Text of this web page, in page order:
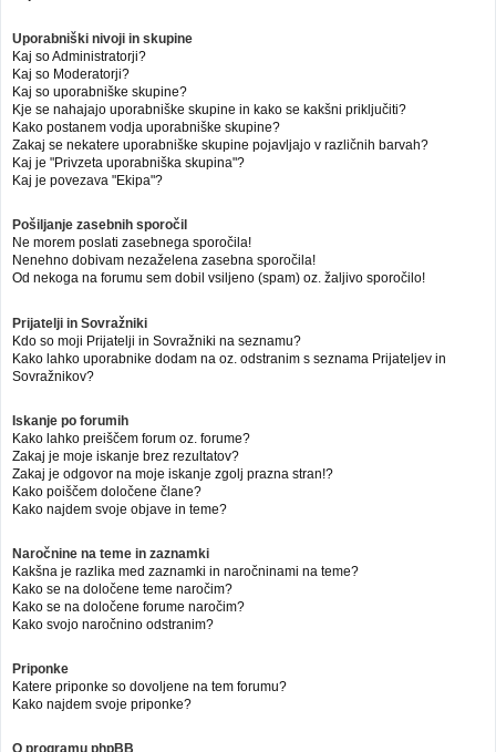
Uporabniški nivoji in skupine
Kaj so Administratorji?
Kaj so Moderatorji?
Kaj so uporabniške skupine?
Kje se nahajajo uporabniške skupine in kako se kakšni priključiti?
Kako postanem vodja uporabniške skupine?
Zakaj se nekatere uporabniške skupine pojavljajo v različnih barvah?
Kaj je "Privzeta uporabniška skupina"?
Kaj je povezava "Ekipa"?
Pošiljanje zasebnih sporočil
Ne morem poslati zasebnega sporočila!
Nenehno dobivam nezaželena zasebna sporočila!
Od nekoga na forumu sem dobil vsiljeno (spam) oz. žaljivo sporočilo!
Prijatelji in Sovražniki
Kdo so moji Prijatelji in Sovražniki na seznamu?
Kako lahko uporabnike dodam na oz. odstranim s seznama Prijateljev in
Sovražnikov?
Iskanje po forumih
Kako lahko preiščem forum oz. forume?
Zakaj je moje iskanje brez rezultatov?
Zakaj je odgovor na moje iskanje zgolj prazna stran!?
Kako poiščem določene člane?
Kako najdem svoje objave in teme?
Naročnine na teme in zaznamki
Kakšna je razlika med zaznamki in naročninami na teme?
Kako se na določene teme naročim?
Kako se na določene forume naročim?
Kako svojo naročnino odstranim?
Priponke
Katere priponke so dovoljene na tem forumu?
Kako najdem svoje priponke?